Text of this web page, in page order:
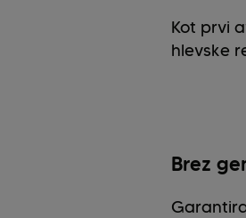
Kot prvi
hlevske
Brez